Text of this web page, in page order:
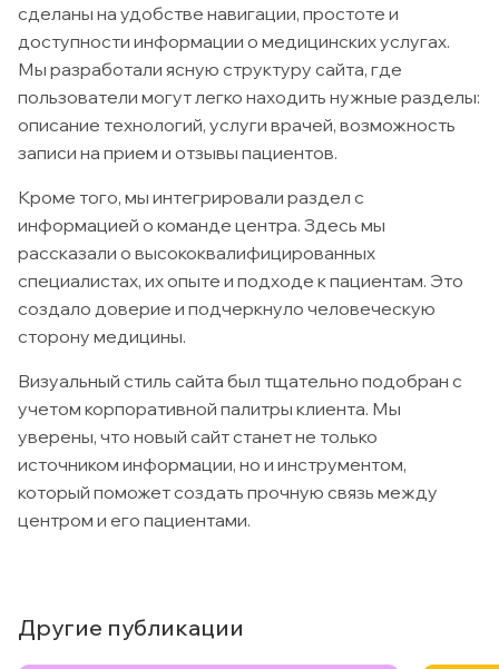
сделаны на удобстве навигации, простоте и
доступности информации о медицинских услугах.
Мы разработали ясную структуру сайта, где
пользователи могут легко находить нужные разделы:
описание технологий, услуги врачей, возможность
записи на прием и отзывы пациентов.
Кроме того, мы интегрировали раздел с
информацией о команде центра. Здесь мы
рассказали о высококвалифицированных
специалистах, их опыте и подходе к пациентам. Это
создало доверие и подчеркнуло человеческую
сторону медицины.
Визуальный стиль сайта был тщательно подобран с
учетом корпоративной палитры клиента. Мы
уверены, что новый сайт станет не только
источником информации, но и инструментом,
который поможет создать прочную связь между
центром и его пациентами.
Другие публикации